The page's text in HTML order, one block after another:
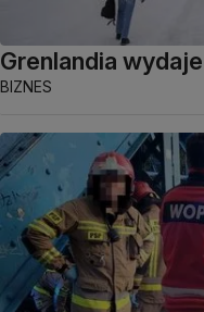
Grenlandia
BIZNES